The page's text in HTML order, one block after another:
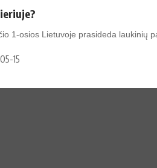
1-osios Lietuvoje prasideda laukinių
15